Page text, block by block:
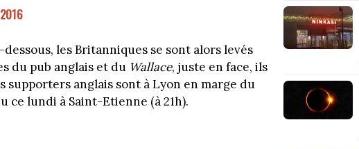
les Britanniques se sont alors levés
du pub anglais et du Wallace, juste en face, ils
anglais sont à Lyon en marge du
ce lundi à Saint-Etienne (à 21h).